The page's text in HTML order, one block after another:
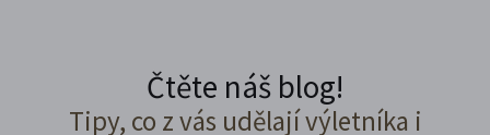
Čtěte náš blog!
Tipy, co z vás udělají výletníka i